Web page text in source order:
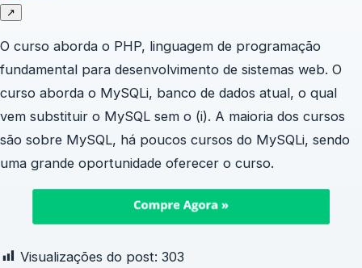
↗
O curso aborda o PHP, linguagem de programação
fundamental para desenvolvimento de sistemas web. O
curso aborda o MySQLi, banco de dados atual, o qual
vem substituir o MySQL sem o (i). A maioria dos cursos
são sobre MySQL, há poucos cursos do MySQLi, sendo
uma grande oportunidade oferecer o curso.
Visualizações do post: 303